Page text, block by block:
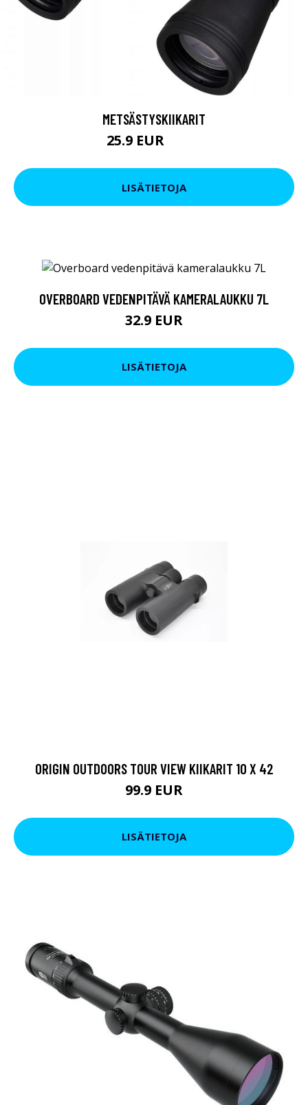
METSÄSTYSKIIKARIT
25.9 EUR
LISÄTIETOJA
OVERBOARD VEDENPITÄVÄ KAMERALAUKKU 7L
32.9 EUR
LISÄTIETOJA
ORIGIN OUTDOORS TOUR VIEW KIIKARIT 10 X 42
99.9 EUR
LISÄTIETOJA